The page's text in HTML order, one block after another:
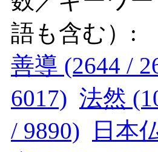
語も含む）:
善導 (2644 /
6017) 法然
/ 9890)
日本